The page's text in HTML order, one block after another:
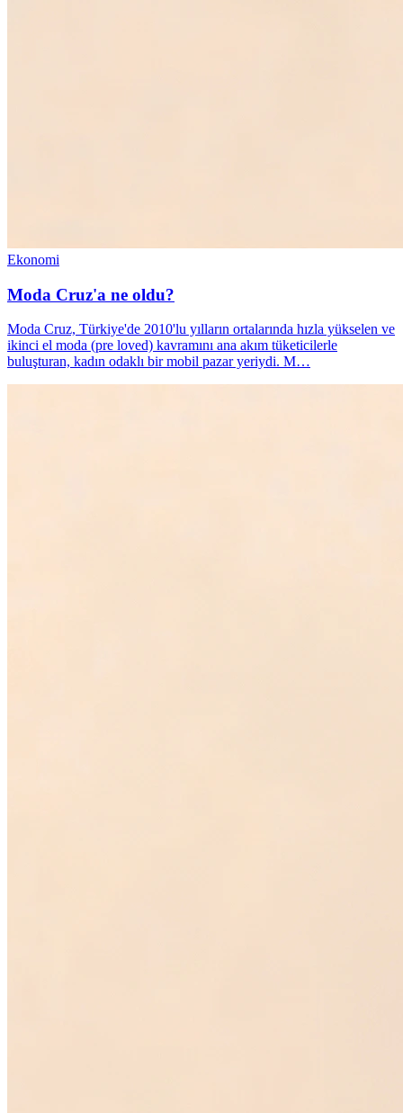
Ekonomi
Moda Cruz'a ne oldu?
Moda Cruz, Türkiye'de 2010'lu yılların ortalarında hızla yükselen ve
ikinci el moda (pre loved) kavramını ana akım tüketicilerle
buluşturan, kadın odaklı bir mobil pazar yeriydi. M…